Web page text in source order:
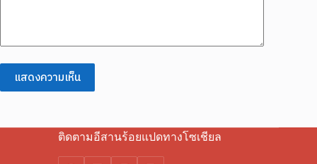
แสดงความเห็น
ติดตามอีสานร้อยแปดทางโซเชียล